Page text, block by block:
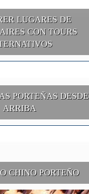
LUGARES DE
CON TOURS
PORTEÑAS DESDE
ARRIBA
CHINO PORTEÑO